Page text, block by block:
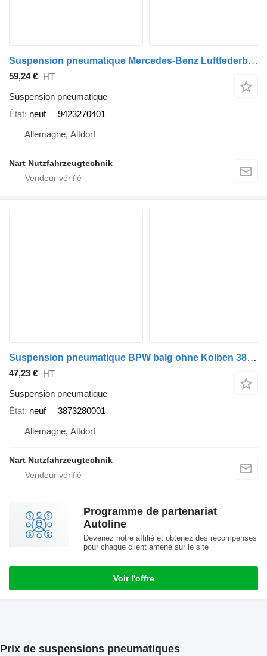
Suspension pneumatique Mercedes-Benz Luftfederbalg passend ohne Kolben Vergl 9423270401 pour camion
59,24 € HT
Suspension pneumatique
État neuf
9423270401
Allemagne, Altdorf
Nart Nutzfahrzeugtechnik
Suspension pneumatique BPW balg ohne Kolben 3873280001 pour camion IVECO MAN, MERCEDES
47,23 € HT
Suspension pneumatique
État neuf
3873280001
Allemagne, Altdorf
Nart Nutzfahrzeugtechnik
Programme de partenariat
Autoline
Devenez notre affilié et obtenez des récompenses
pour chaque client amené sur le site
Voir l'offre
Prix de suspensions pneumatiques